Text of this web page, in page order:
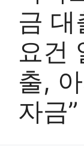
금 대
요건
출,
자금”